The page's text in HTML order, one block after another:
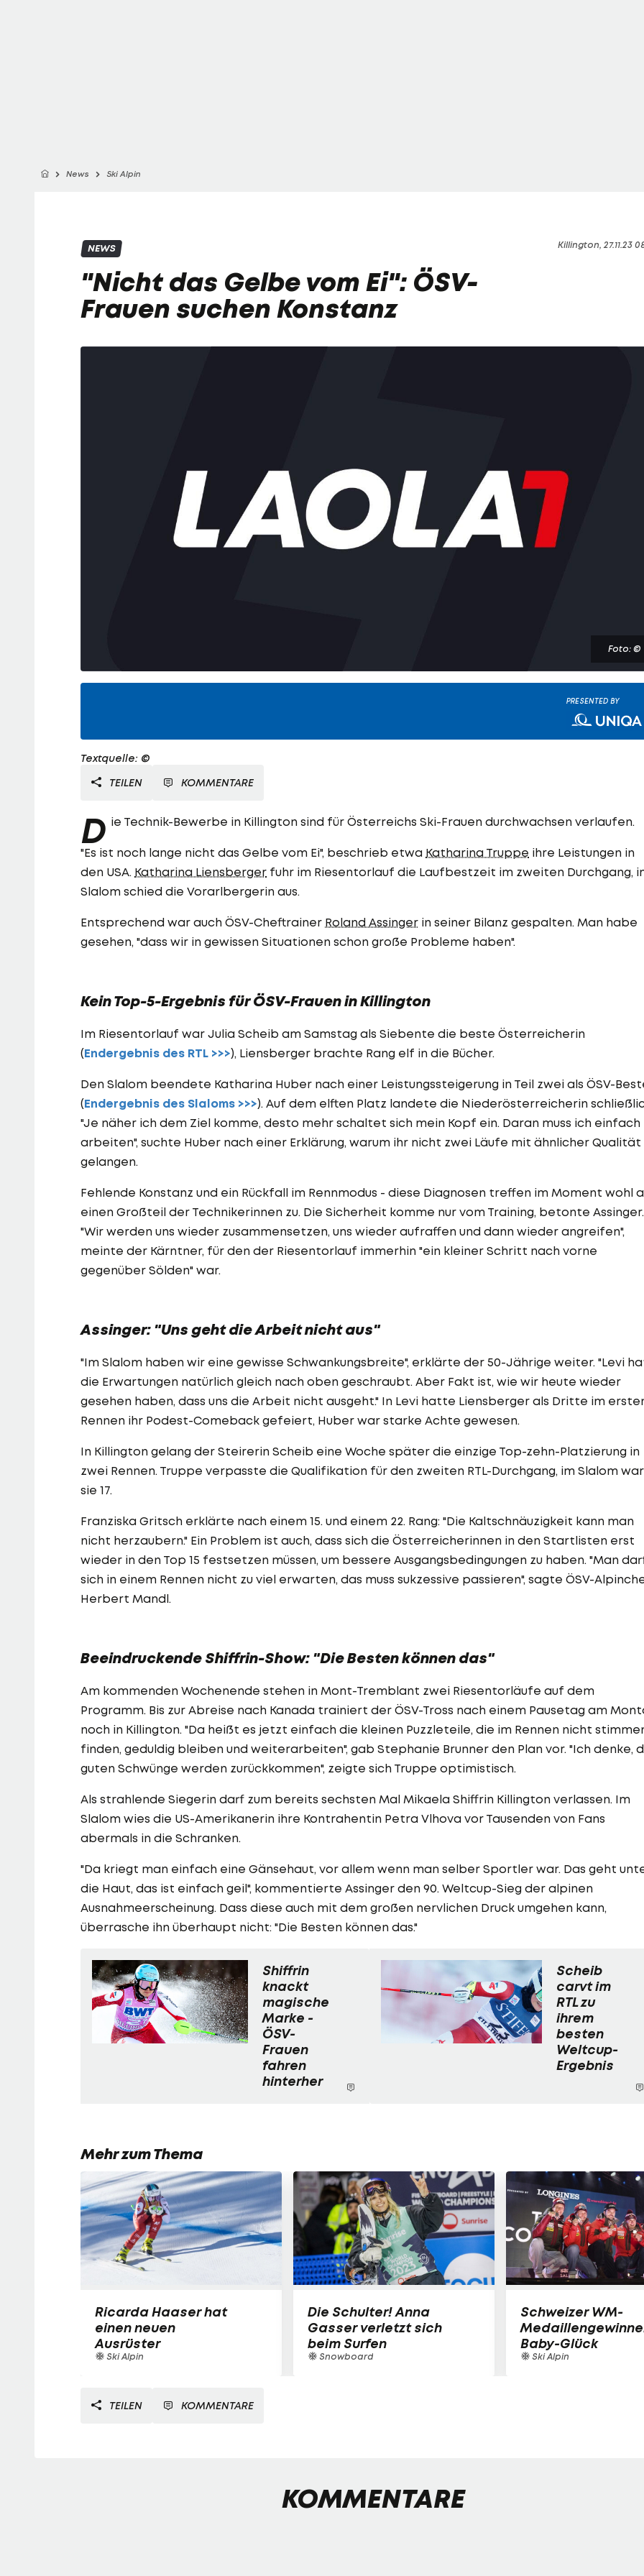
News Ski Alpin
Killington, 27.11.23
NEWS
"Nicht das Gelbe vom Ei": ÖSV-
Frauen suchen Konstanz
Foto: ©
PRESENTED BY
Textquelle: ©
TEILEN
KOMMENTARE
D ie Technik-Bewerbe in Killington sind für Österreichs Ski-Frauen durchwachsen verlaufen.
"Es ist noch lange nicht das Gelbe vom Ei", beschrieb etwa Katharina Truppe ihre Leistungen in
den USA. Katharina Liensberger fuhr im Riesentorlauf die Laufbestzeit im zweiten Durchgang,
Slalom schied die Vorarlbergerin aus.
Entsprechend war auch ÖSV-Cheftrainer Roland Assinger in seiner Bilanz gespalten. Man habe
gesehen, "dass wir in gewissen Situationen schon große Probleme haben".
Kein Top-5-Ergebnis für ÖSV-Frauen in Killington
Im Riesentorlauf war Julia Scheib am Samstag als Siebente die beste Österreicherin
(Endergebnis des RTL >>>), Liensberger brachte Rang elf in die Bücher.
Den Slalom beendete Katharina Huber nach einer Leistungssteigerung in Teil zwei als ÖSV-
(Endergebnis des Slaloms >>>). Auf dem elften Platz landete die Niederösterreicherin
"Je näher ich dem Ziel komme, desto mehr schaltet sich mein Kopf ein. Daran muss ich einfach
arbeiten", suchte Huber nach einer Erklärung, warum ihr nicht zwei Läufe mit ähnlicher Qualität
gelangen.
Fehlende Konstanz und ein Rückfall im Rennmodus - diese Diagnosen treffen im Moment wohl
einen Großteil der Technikerinnen zu. Die Sicherheit komme nur vom Training, betonte Assinger.
"Wir werden uns wieder zusammensetzen, uns wieder aufraffen und dann wieder angreifen",
meinte der Kärntner, für den der Riesentorlauf immerhin "ein kleiner Schritt nach vorne
gegenüber Sölden" war.
Assinger: "Uns geht die Arbeit nicht aus"
"Im Slalom haben wir eine gewisse Schwankungsbreite", erklärte der 50-Jährige weiter. "Levi
die Erwartungen natürlich gleich nach oben geschraubt. Aber Fakt ist, wie wir heute wieder
gesehen haben, dass uns die Arbeit nicht ausgeht." In Levi hatte Liensberger als Dritte im
Rennen ihr Podest-Comeback gefeiert, Huber war starke Achte gewesen.
In Killington gelang der Steirerin Scheib eine Woche später die einzige Top-zehn-Platzierung in
zwei Rennen. Truppe verpasste die Qualifikation für den zweiten RTL-Durchgang, im Slalom war
sie 17.
Franziska Gritsch erklärte nach einem 15. und einem 22. Rang: "Die Kaltschnäuzigkeit kann man
nicht herzaubern." Ein Problem ist auch, dass sich die Österreicherinnen in den Startlisten erst
wieder in den Top 15 festsetzen müssen, um bessere Ausgangsbedingungen zu haben. "Man
sich in einem Rennen nicht zu viel erwarten, das muss sukzessive passieren", sagte ÖSV-
Herbert Mandl.
Beeindruckende Shiffrin-Show: "Die Besten können das"
Am kommenden Wochenende stehen in Mont-Tremblant zwei Riesentorläufe auf dem
Programm. Bis zur Abreise nach Kanada trainiert der ÖSV-Tross nach einem Pausetag am
noch in Killington. "Da heißt es jetzt einfach die kleinen Puzzleteile, die im Rennen nicht
finden, geduldig bleiben und weiterarbeiten", gab Stephanie Brunner den Plan vor. "Ich denke,
guten Schwünge werden zurückkommen", zeigte sich Truppe optimistisch.
Als strahlende Siegerin darf zum bereits sechsten Mal Mikaela Shiffrin Killington verlassen. Im
Slalom wies die US-Amerikanerin ihre Kontrahentin Petra Vlhova vor Tausenden von Fans
abermals in die Schranken.
"Da kriegt man einfach eine Gänsehaut, vor allem wenn man selber Sportler war. Das geht
die Haut, das ist einfach geil", kommentierte Assinger den 90. Weltcup-Sieg der alpinen
Ausnahmeerscheinung. Dass diese auch mit dem großen nervlichen Druck umgehen kann,
überrasche ihn überhaupt nicht: "Die Besten können das."
Shiffrin
knackt
magische
Marke -
ÖSV-
Frauen
fahren
hinterher
Scheib
carvt im
RTL zu
ihrem
besten
Weltcup-
Ergebnis
Mehr zum Thema
Ricarda Haaser hat
einen neuen
Ausrüster
Ski Alpin
Die Schulter! Anna
Gasser verletzt sich
beim Surfen
Snowboard
Schweizer WM-
Baby-Glück
Ski Alpin
TEILEN KOMMENTARE
KOMMENTARE